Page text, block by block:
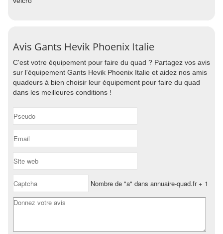
Avis Gants Hevik Phoenix Italie
C'est votre équipement pour faire du quad ? Partagez vos avis
sur l'équipement Gants Hevik Phoenix Italie et aidez nos amis
quadeurs à bien choisir leur équipement pour faire du quad
dans les meilleures conditions !
Nombre de "a" dans annuaire-quad.fr + 1